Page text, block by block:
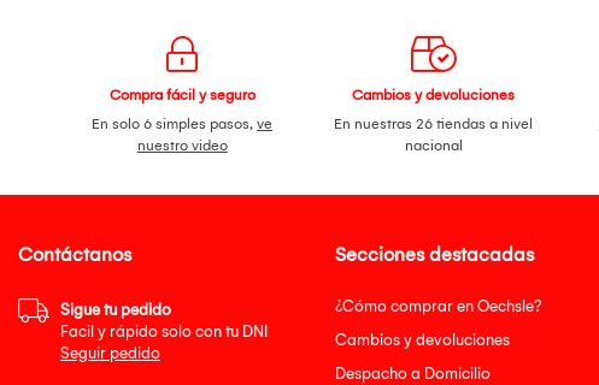
Compra fácil y seguro
En solo 6 simples pasos,ve
nuestro video
Cambios y devoluciones
En nuestras 26 tiendas a nivel
nacional
Secciones destacadas
¿Cómo comprar en Oechsle?
Cambios y devoluciones
Despacho a Domicilio
Contáctanos
Sigue tu pedido
Facil y rápido solo con tu DNI
Seguir pedido